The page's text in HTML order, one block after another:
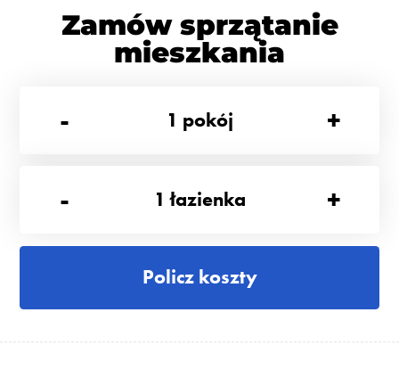
Zamów sprzątanie
mieszkania
-
1 pokój +
- 1 łazienka +
Policz koszty